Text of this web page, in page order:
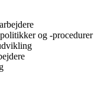
og -procedurer